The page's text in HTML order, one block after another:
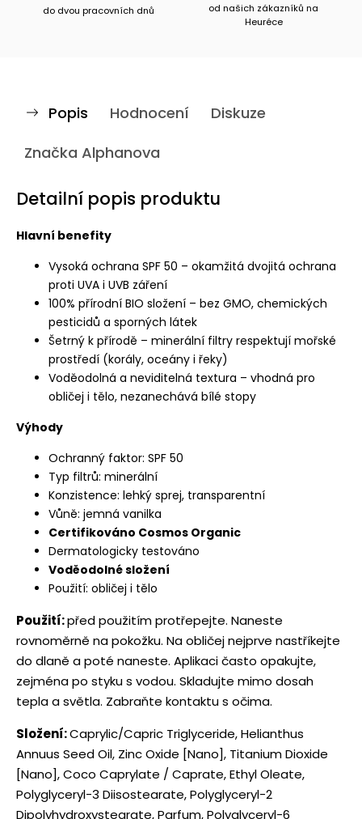
do dvou pracovních dnů
od našich zákazníků na
Heuréce
Popis Hodnocení
Diskuze
Značka Alphanova
Detailní popis produktu
Hlavní benefity
Vysoká ochrana SPF 50 – okamžitá dvojitá ochrana
proti UVA i UVB záření
100% přírodní BIO složení – bez GMO, chemických
pesticidů a sporných látek
Šetrný k přírodě – minerální filtry respektují mořské
prostředí (korály, oceány i řeky)
Voděodolná a neviditelná textura – vhodná pro
obličej i tělo, nezanechává bílé stopy
Výhody
Ochranný faktor: SPF 50
Typ filtrů: minerální
Konzistence: lehký sprej, transparentní
Vůně: jemná vanilka
Certifikováno Cosmos Organic
Dermatologicky testováno
Voděodolné složení
Použití: obličej i tělo
Použití:před použitím protřepejte. Naneste
rovnoměrně na pokožku. Na obličej nejprve nastříkejte
do dlaně a poté naneste. Aplikaci často opakujte,
zejména po styku s vodou. Skladujte mimo dosah
tepla a světla. Zabraňte kontaktu s očima.
Složení:Caprylic/Capric Triglyceride, Helianthus
Annuus Seed Oil, Zinc Oxide [Nano], Titanium Dioxide
[Nano], Coco Caprylate / Caprate, Ethyl Oleate,
Polyglyceryl-3 Diisostearate, Polyglyceryl-2
Dipolyhydroxystearate, Parfum, Polyglyceryl-6